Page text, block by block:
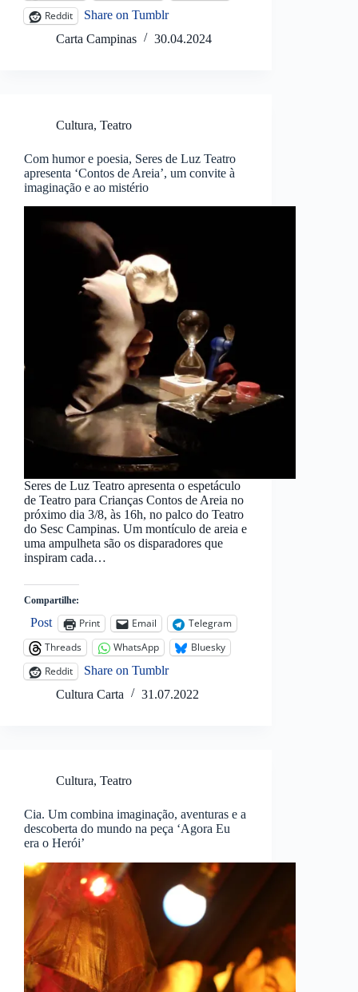
Reddit
Share on Tumblr
Carta Campinas
30.04.2024
Cultura, Teatro
Com humor e poesia, Seres de Luz Teatro
apresenta ‘Contos de Areia’, um convite à
imaginação e ao mistério
Seres de Luz Teatro apresenta o espetáculo
de Teatro para Crianças Contos de Areia no
próximo dia 3/8, às 16h, no palco do Teatro
do Sesc Campinas. Um montículo de areia e
uma ampulheta são os disparadores que
inspiram cada…
Compartilhe:
Post Print Email
Telegram
Threads
WhatsApp
Bluesky
Reddit
Share on Tumblr
Cultura Carta
31.07.2022
Cultura, Teatro
Cia. Um combina imaginação, aventuras e a
descoberta do mundo na peça ‘Agora Eu
era o Herói’